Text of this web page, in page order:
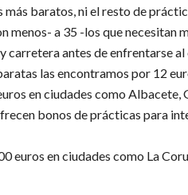
baratos, ni el resto de
menos- a 35 -los que necesitan
antes de enfrentarse al
las encontramos por 12
en ciudades como Albacete,
bonos de prácticas para
euros en ciudades como La